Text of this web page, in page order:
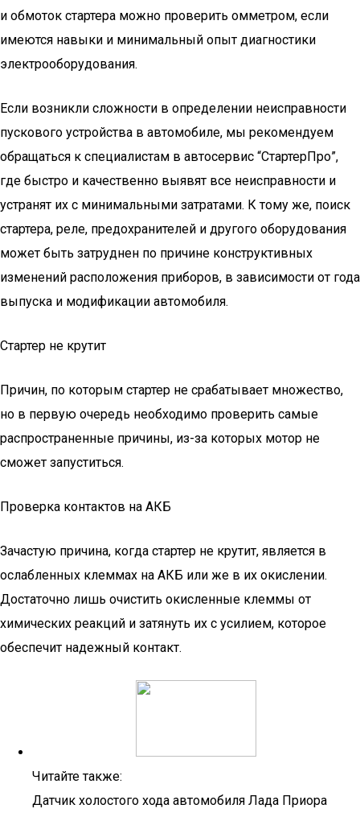
и обмоток стартера можно проверить омметром, если
имеются навыки и минимальный опыт диагностики
электрооборудования.
Если возникли сложности в определении неисправности
пускового устройства в автомобиле, мы рекомендуем
обращаться к специалистам в автосервис “СтартерПро”,
где быстро и качественно выявят все неисправности и
устранят их с минимальными затратами. К тому же, поиск
стартера, реле, предохранителей и другого оборудования
может быть затруднен по причине конструктивных
изменений расположения приборов, в зависимости от года
выпуска и модификации автомобиля.
Стартер не крутит
Причин, по которым стартер не срабатывает множество,
но в первую очередь необходимо проверить самые
распространенные причины, из-за которых мотор не
сможет запуститься.
Проверка контактов на АКБ
Зачастую причина, когда стартер не крутит, является в
ослабленных клеммах на АКБ или же в их окислении.
Достаточно лишь очистить окисленные клеммы от
химических реакций и затянуть их с усилием, которое
обеспечит надежный контакт.
Читайте также:
Датчик холостого хода автомобиля Лада Приора